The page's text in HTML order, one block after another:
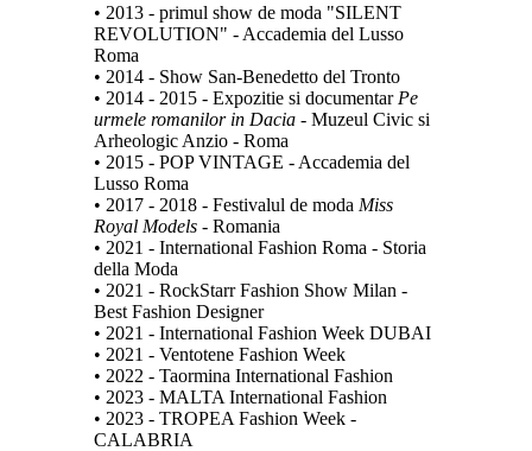
• 2013 - primul show de moda "SILENT
REVOLUTION" - Accademia del Lusso
Roma
• 2014 - Show San-Benedetto del Tronto
• 2014 - 2015 - Expozitie si documentar Pe
urmele romanilor in Dacia - Muzeul Civic si
Arheologic Anzio - Roma
• 2015 - POP VINTAGE - Accademia del
Lusso Roma
• 2017 - 2018 - Festivalul de moda Miss
Royal Models - Romania
• 2021 - International Fashion Roma - Storia
della Moda
• 2021 - RockStarr Fashion Show Milan -
Best Fashion Designer
• 2021 - International Fashion Week DUBAI
• 2021 - Ventotene Fashion Week
• 2022 - Taormina International Fashion
• 2023 - MALTA International Fashion
• 2023 - TROPEA Fashion Week -
CALABRIA